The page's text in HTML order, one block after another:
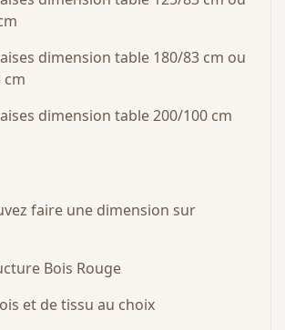
dimension table 180/83 cm ou
cm
dimension table 200/100 cm
faire une dimension sur
Bois Rouge
et de tissu au choix